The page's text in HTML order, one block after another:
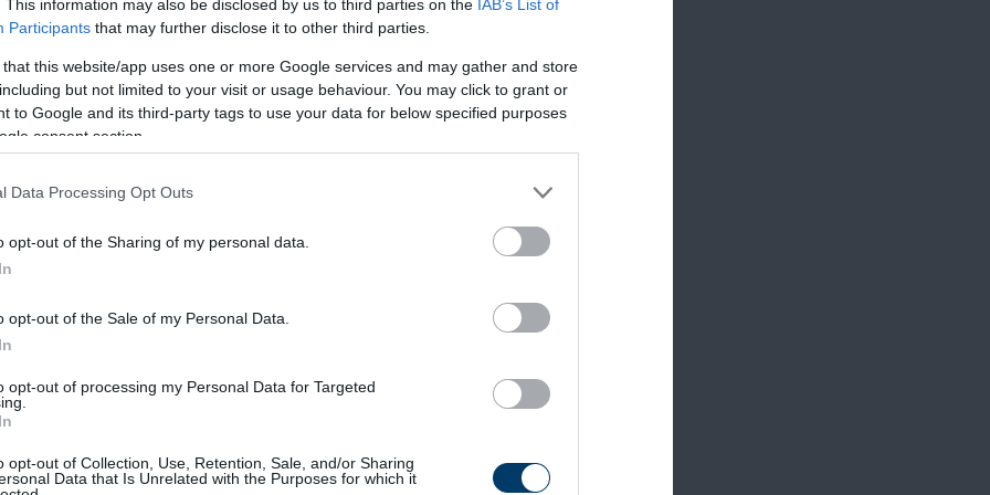
This information may also be disclosed by us to third parties on the IAB’s List of
Participants that may further disclose it to other third parties.
that this website/app uses one or more Google services and may gather and store
but not limited to your visit or usage behaviour. You may click to grant or
to Google and its third-party tags to use your data for below specified purposes
consent section.
Data Processing Opt Outs
opt-out of the Sharing of my personal data.
opt-out of the Sale of my Personal Data.
opt-out of processing my Personal Data for Targeted
opt-out of Collection, Use, Retention, Sale, and/or Sharing
Data that Is Unrelated with the Purposes for which it
művész. Első kiállítását Finnországban , a Sarah Hilden
a
ábrázolják – nem hobbiként,